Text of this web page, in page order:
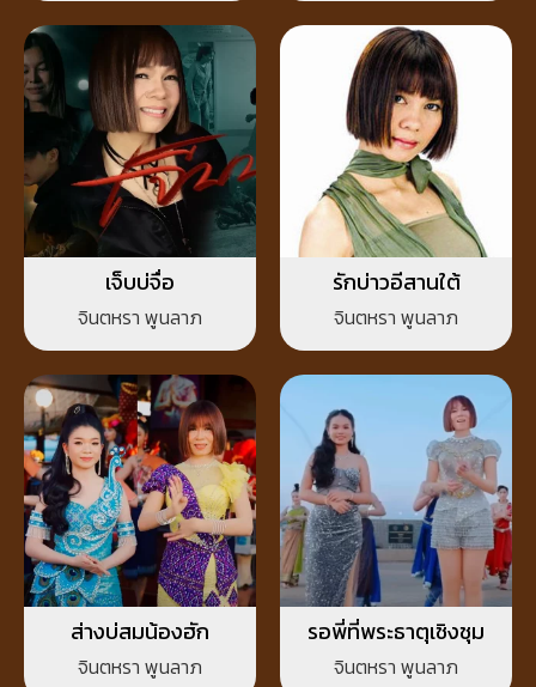
เจ็บบ่จื่อ
จินตหรา พูนลาภ
รักบ่าวอีสานใต้
จินตหรา พูนลาภ
ส่างบ่สมน้องฮัก
จินตหรา พูนลาภ
รอพี่ที่พระธาตุเชิงชุม
จินตหรา พูนลาภ